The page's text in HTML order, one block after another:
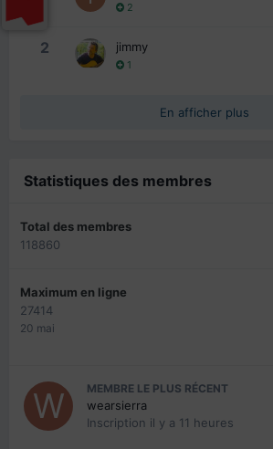
2
2 jimmy
1
En afficher plus
Statistiques des membres
Total des membres
118860
Maximum en ligne
27414
20 mai
MEMBRE LE PLUS RÉCENT
wearsierra
Inscription il y a 11 heures